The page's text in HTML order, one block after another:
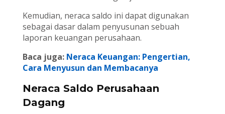
Kemudian, neraca saldo ini dapat digunakan
sebagai dasar dalam penyusunan sebuah
laporan keuangan perusahaan.
Baca juga: Neraca Keuangan: Pengertian,
Cara Menyusun dan Membacanya
Neraca Saldo Perusahaan
Dagang